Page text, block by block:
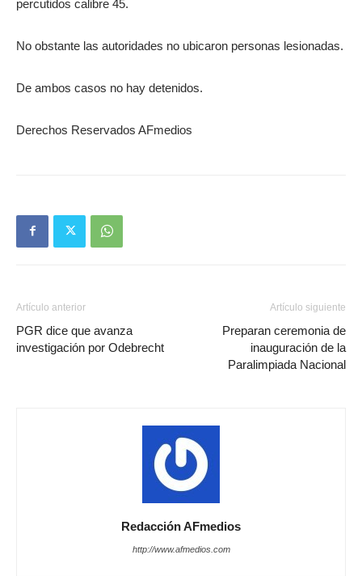
percutidos calibre 45.
No obstante las autoridades no ubicaron personas lesionadas.
De ambos casos no hay detenidos.
Derechos Reservados AFmedios
Artículo anterior
PGR dice que avanza
investigación por Odebrecht
Artículo siguiente
Preparan ceremonia de
inauguración de la
Paralimpiada Nacional
Redacción AFmedios
http://www.afmedios.com